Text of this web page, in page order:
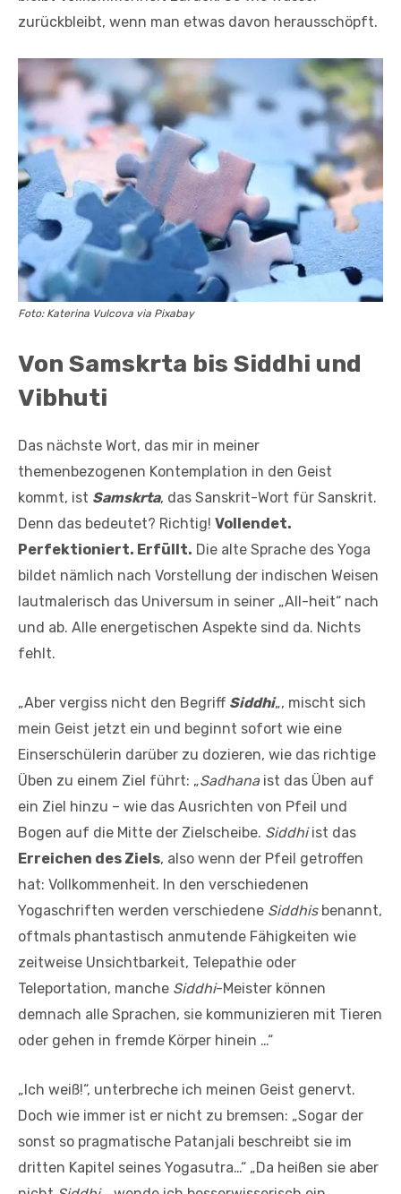
zurückbleibt, wenn man etwas davon herausschöpft.
Foto: Katerina Vulcova via Pixabay
Von Samskrta bis Siddhi und
Vibhuti
Das nächste Wort, das mir in meiner
themenbezogenen Kontemplation in den Geist
kommt, ist Samskrta, das Sanskrit-Wort für Sanskrit.
Denn das bedeutet? Richtig! Vollendet.
Perfektioniert. Erfüllt. Die alte Sprache des Yoga
bildet nämlich nach Vorstellung der indischen Weisen
lautmalerisch das Universum in seiner „All-heit“ nach
und ab. Alle energetischen Aspekte sind da. Nichts
fehlt.
„Aber vergiss nicht den Begriff Siddhi„, mischt sich
mein Geist jetzt ein und beginnt sofort wie eine
Einserschülerin darüber zu dozieren, wie das richtige
Üben zu einem Ziel führt: „Sadhanaist das Üben auf
ein Ziel hinzu – wie das Ausrichten von Pfeil und
Bogen auf die Mitte der Zielscheibe. Siddhiist das
Erreichen des Ziels, also wenn der Pfeil getroffen
hat: Vollkommenheit. In den verschiedenen
Yogaschriften werden verschiedene Siddhis benannt,
oftmals phantastisch anmutende Fähigkeiten wie
zeitweise Unsichtbarkeit, Telepathie oder
Teleportation, manche Siddhi-Meister können
demnach alle Sprachen, sie kommunizieren mit Tieren
oder gehen in fremde Körper hinein …“
„Ich weiß!“, unterbreche ich meinen Geist genervt.
Doch wie immer ist er nicht zu bremsen: „Sogar der
sonst so pragmatische Patanjali beschreibt sie im
dritten Kapitel seines Yogasutra…“ „Da heißen sie aber